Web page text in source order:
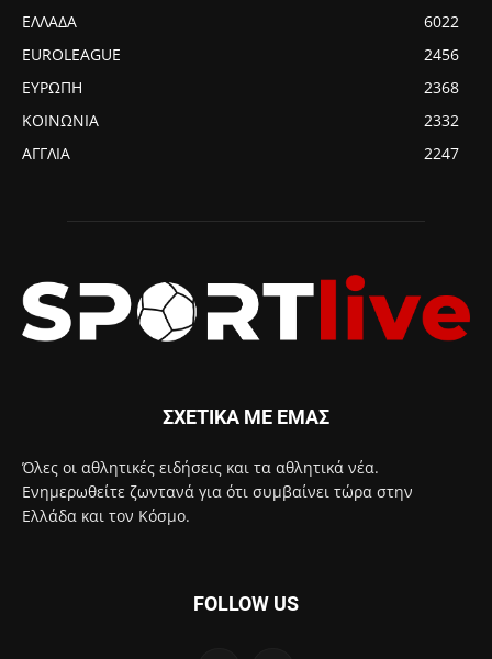
ΕΛΛΑΔΑ
6022
EUROLEAGUE
2456
ΕΥΡΩΠΗ
2368
ΚΟΙΝΩΝΙΑ
2332
ΑΓΓΛΙΑ
2247
ΣΧΕΤΙΚΑ ΜΕ ΕΜΑΣ
Όλες οι αθλητικές ειδήσεις και τα αθλητικά νέα.
Ενημερωθείτε ζωντανά για ότι συμβαίνει τώρα στην
Ελλάδα και τον Κόσμο.
FOLLOW US